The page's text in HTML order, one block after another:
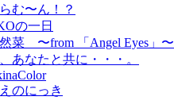
む〜ん！？
の一日
菜 〜from 「Angel Eyes」〜
あなたと共に・・・。
のにっき